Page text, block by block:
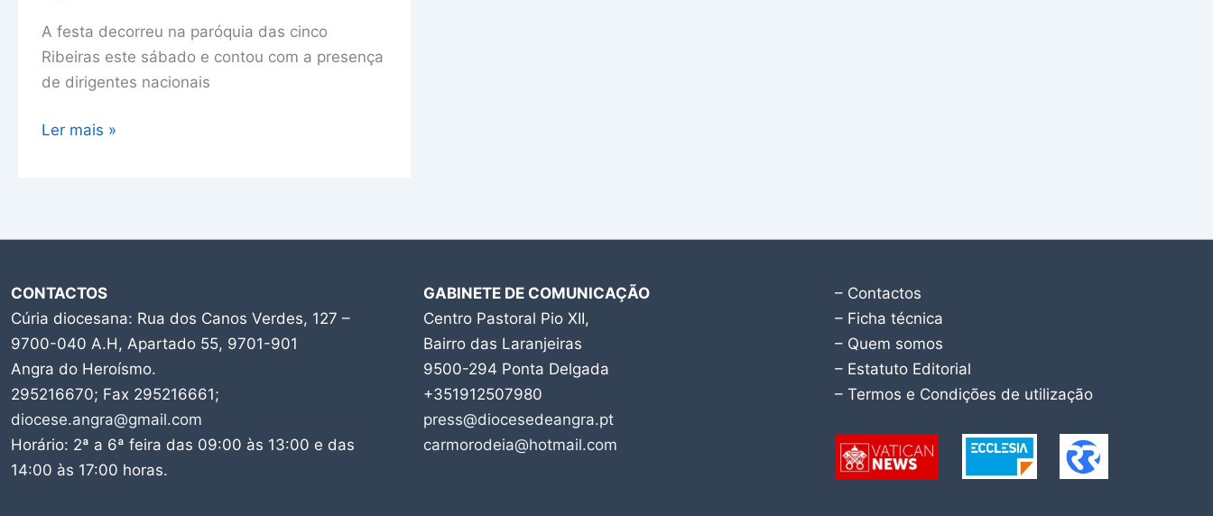
A festa decorreu na paróquia das cinco
Ribeiras este sábado e contou com a presença
de dirigentes nacionais
Ler mais »
CONTACTOS
Cúria diocesana: Rua dos Canos Verdes, 127 –
9700-040 A.H, Apartado 55, 9701-901
Angra do Heroísmo.
295216670; Fax 295216661;
diocese.angra@gmail.com
Horário: 2ª a 6ª feira das 09:00 às 13:00 e das
14:00 às 17:00 horas.
GABINETE DE COMUNICAÇÃO
Centro Pastoral Pio XII,
Bairro das Laranjeiras
9500-294 Ponta Delgada
+351912507980
press@diocesedeangra.pt
carmorodeia@hotmail.com
– Contactos
– Ficha técnica
– Quem somos
– Estatuto Editorial
– Termos e Condições de utilização